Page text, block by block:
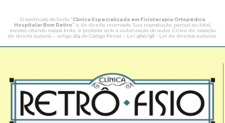
O conteúdo do texto "Clínica Especializada em Fisioterapia Ortopédica
Hospitalar Bom Retiro" é de direito reservado. Sua reprodução, parcial ou total,
mesmo citando nossos links, é proibida sem a autorização do autor. Crime de violação
de direito autoral – artigo 184 do Código Penal – Lei 9610/98 - Lei de direitos autorais.